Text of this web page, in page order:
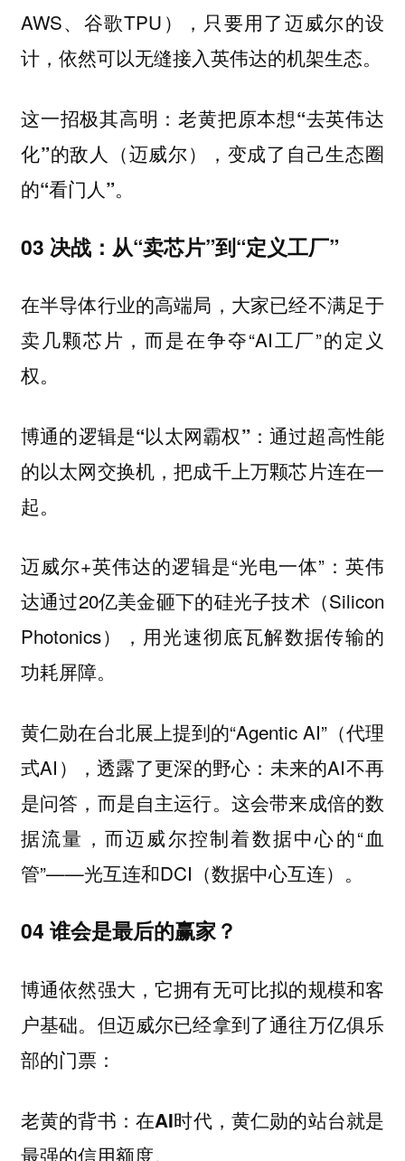
AWS、谷歌TPU），只要用了迈威尔的设
计，依然可以无缝接入英伟达的机架生态。
这一招极其高明：老黄把原本想“去英伟达
化”的敌人（迈威尔），变成了自己生态圈
的“看门人”。
03 决战：从“卖芯片”到“定义工厂”
在半导体行业的高端局，大家已经不满足于
卖几颗芯片，而是在争夺“AI工厂”的定义
权。
博通的逻辑是“以太网霸权”：通过超高性能
的以太网交换机，把成千上万颗芯片连在一
起。
迈威尔+英伟达的逻辑是“光电一体”：英伟
达通过20亿美金砸下的硅光子技术（Silicon
Photonics），用光速彻底瓦解数据传输的
功耗屏障。
黄仁勋在台北展上提到的“Agentic AI”（代理
式AI），透露了更深的野心：未来的AI不再
是问答，而是自主运行。这会带来成倍的数
据流量，而迈威尔控制着数据中心的“血
管”——光互连和DCI（数据中心互连）。
04 谁会是最后的赢家？
博通依然强大，它拥有无可比拟的规模和客
户基础。但迈威尔已经拿到了通往万亿俱乐
部的门票：
老黄的背书：在AI时代，黄仁勋的站台就是
最强的信用额度。